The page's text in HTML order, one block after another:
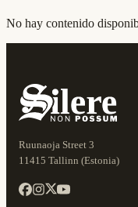
No hay contenido
Ruunaoja Street 3
11415 Tallinn (Estonia)